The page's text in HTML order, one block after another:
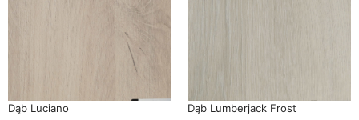
Dąb Luciano Dąb Lumberjack Frost